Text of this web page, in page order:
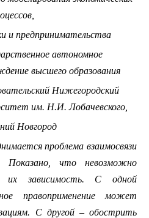
и предпринимательства
автономное
высшего образования
Нижегородский
им. Н.И. Лобачевского,
Новгород
проблема взаимосвязи
Показано, что невозможно
их зависимость. С одной
правоприменение может
С другой – обострить